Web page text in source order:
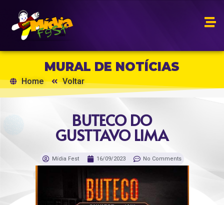
MURAL DE NOTÍCIAS
Home Voltar
BUTECO DO
GUSTTAVO LIMA
Mídia Fest 16/09/2023 No Comments